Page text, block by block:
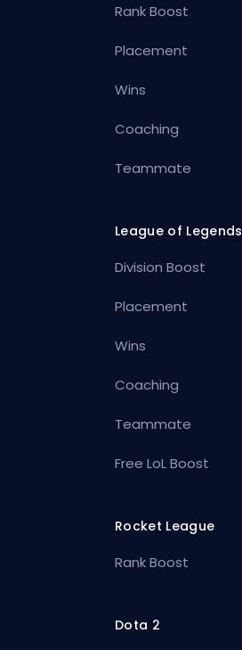
Rank Boost
Placement
Wins
Coaching
Teammate
League of Legends
Division Boost
Placement
Wins
Coaching
Teammate
Free LoL Boost
Rocket League
Rank Boost
Dota 2